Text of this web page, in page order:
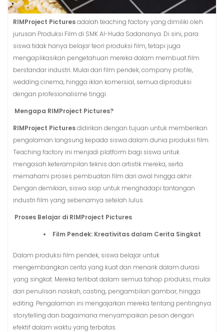
RIMProject Picturesadalah teaching factory yang dimiliki oleh
jurusan Produksi Film di SMK Al-Huda Sadananya. Di sini, para
siswa tidak hanya belajar teori produksi film, tetapi juga
mengaplikasikan pengetahuan mereka dalam membuat film
berstandar industri. Mulai dari film pendek, company profile,
wedding cinema, hingga iklan komersial, semua diproduksi
dengan profesionalisme tinggi.
Mengapa RIMProject Pictures?
RIMProject Picturesdidirikan dengan tujuan untuk memberikan
pengalaman langsung kepada siswa dalam dunia produksi film.
Teaching factory ini menjadi platform bagi siswa untuk
mengasah keterampilan teknis dan artistik mereka, serta
memahami proses pembuatan film dari awal hingga akhir.
Dengan demikian, siswa siap untuk menghadapi tantangan
industri film yang sebenarnya setelah lulus.
Proses Belajar di RIMProject Pictures
Film Pendek: Kreativitas dalam Cerita Singkat
Dalam produksi film pendek, siswa belajar untuk
mengembangkan cerita yang kuat dan menarik dalam durasi
yang singkat. Mereka terlibat dalam semua tahap produksi, mulai
dari penulisan naskah, casting, pengambilan gambar, hingga
editing. Pengalaman ini mengajarkan mereka tentang pentingnya
storytelling dan bagaimana menyampaikan pesan dengan
efektif dalam waktu yang terbatas.